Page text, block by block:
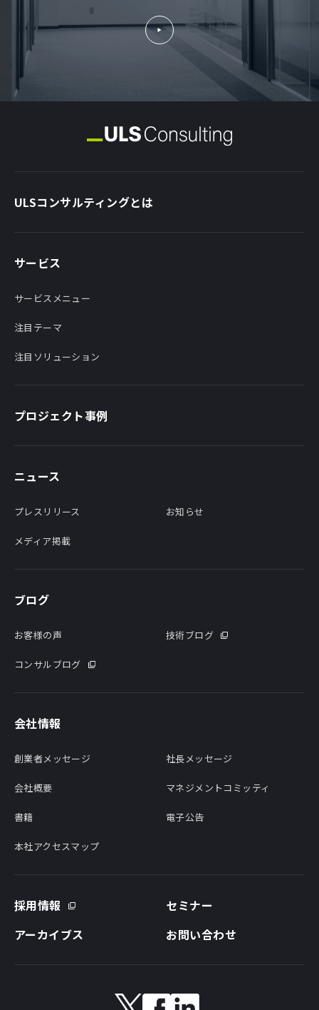
ULSコンサルティングとは
サービス
サービスメニュー
注目テーマ
注目ソリューション
プロジェクト事例
ニュース
プレスリリース お知らせ
メディア掲載
ブログ
お客様の声 技術ブログ
コンサルブログ
会社情報
創業者メッセージ 社長メッセージ
会社概要 マネジメントコミッティ
書籍 電子公告
本社アクセスマップ
採用情報
セミナー
アーカイブス
お問い合わせ